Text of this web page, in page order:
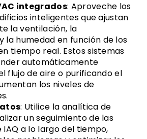
integrados: Aproveche los
inteligentes que ajustan
la ventilación, la
la humedad en función de los
tiempo real. Estos sistemas
automáticamente
flujo de aire o purificando el
los niveles de
: Utilice la analítica de
un seguimiento de las
a lo largo del tiempo,